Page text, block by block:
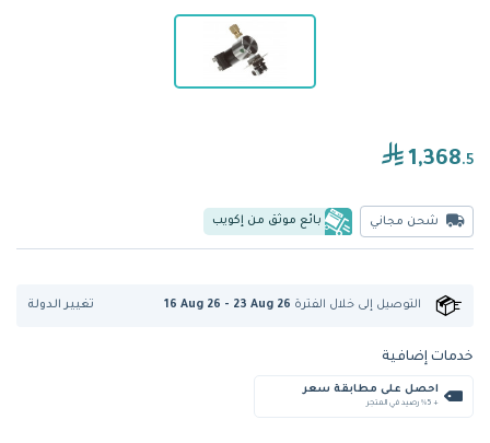
1,368.5
شحن مجاني بائع موثق من إكويب
التوصيل إلى خلال الفترة 16 Aug 26 - 23 Aug 26 تغيير الدولة
خدمات إضافية
احصل على مطابقة سعر
+ %5 رصيد في المتجر